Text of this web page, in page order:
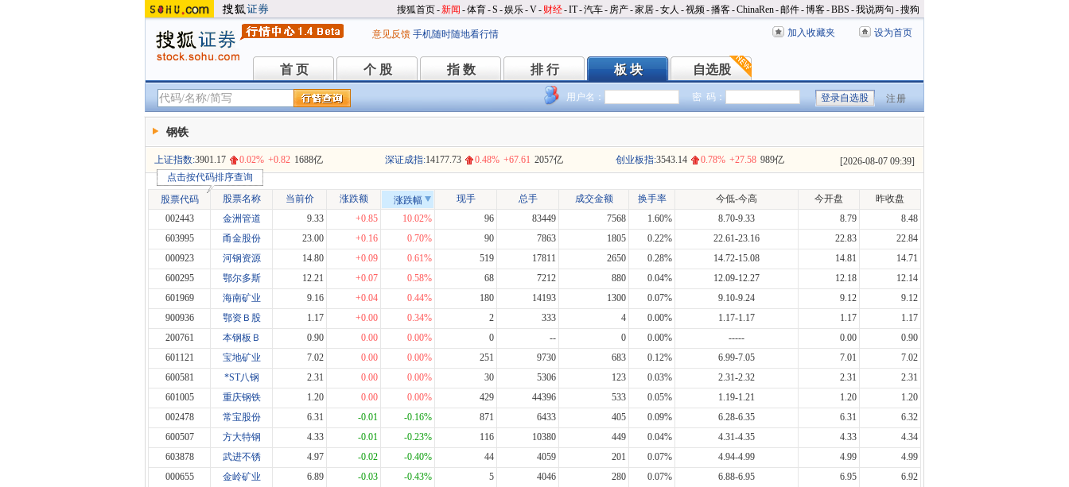
搜狐首页-新闻 -体育-S -娱乐-V- 财经-IT-汽车- 房产-家居-女人 -视频-播客-ChinaRen-邮件-博客-BBS -我说两句 -搜狗
意见反馈 手机随时随地看行情 加入收藏夹 设为首页
首 页
首 页 个 股
个 股 指 数
指 数 排 行
排 行 板 块
板 块 自选股
自选股
用户名： 密 码： 注册
钢铁
上证指数:3901.17 0.02% +0.82 1688亿 深证成指:14177.73 0.48% +67.61 2057亿 创业板指:3543.14 0.78% +27.58 989亿 [2026-08-07 09:39]
股票代码
点击按代码排序查询
股票名称
当前价 涨跌额 涨跌幅 现手 总手 成交金额 换手率 今低-今高 今开盘
昨收盘
002443
金洲管道 9.33 +0.85 10.02% 96 83449 7568 1.60% 8.70-9.33 8.79
8.48
603995
甬金股份 23.00 +0.16 0.70% 90 7863 1805 0.22% 22.61-23.16 22.83
22.84
000923
河钢资源 14.80 +0.09 0.61% 519 17811 2650 0.28% 14.72-15.08 14.81
14.71
600295
鄂尔多斯 12.21 +0.07 0.58% 68 7212 880 0.04% 12.09-12.27 12.18
12.14
601969
海南矿业 9.16 +0.04 0.44% 180 14193 1300 0.07% 9.10-9.24 9.12
9.12
900936
鄂资Ｂ股 1.17 +0.00 0.34% 2 333 4 0.00% 1.17-1.17 1.17
1.17
200761
本钢板Ｂ 0.90 0.00 0.00% 0 -- 0 0.00% ----- 0.00
0.90
601121
宝地矿业 7.02 0.00 0.00% 251 9730 683 0.12% 6.99-7.05 7.01
7.02
600581
*ST八钢 2.31 0.00 0.00% 30 5306 123 0.03% 2.31-2.32 2.31
2.31
601005
重庆钢铁 1.20 0.00 0.00% 429 44396 533 0.05% 1.19-1.21 1.20
1.20
002478
常宝股份 6.31 -0.01 -0.16% 871 6433 405 0.09% 6.28-6.35 6.31
6.32
600507
方大特钢 4.33 -0.01 -0.23% 116 10380 449 0.04% 4.31-4.35 4.33
4.34
603878
武进不锈 4.97 -0.02 -0.40% 44 4059 201 0.07% 4.94-4.99 4.99
4.99
000655
金岭矿业 6.89 -0.03 -0.43% 5 4046 280 0.07% 6.88-6.95 6.95
6.92